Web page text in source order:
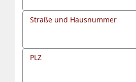
Straße und Hausnummer
PLZ